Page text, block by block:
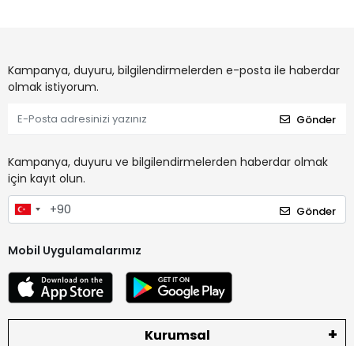
Kampanya, duyuru, bilgilendirmelerden e-posta ile haberdar
olmak istiyorum.
Gönder
Kampanya, duyuru ve bilgilendirmelerden haberdar olmak
için kayıt olun.
Gönder
Mobil Uygulamalarımız
Kurumsal